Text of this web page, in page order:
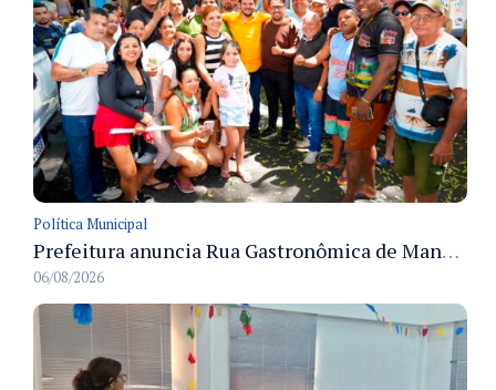
Política Municipal
Prefeitura anuncia Rua Gastronômica de Manaus e garante alternativas para 54 ambulantes cadastrados
06/08/2026